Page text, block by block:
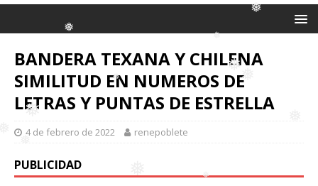
❅
❅
❅
❅
❅
❅
BANDERA TEXANA Y CHILENA
SIMILITUD EN NUMEROS DE
LETRAS Y PUNTAS DE ESTRELLA
4 de febrero de 2022 renepoblete
PUBLICIDAD